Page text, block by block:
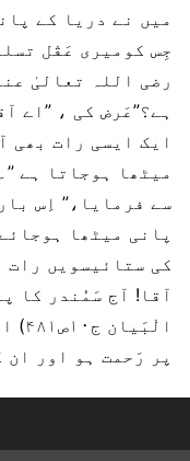
میں نے دریا کے
جِس کومیری عَقْل
رضی اللہ تعالیٰ
ہے؟”عَرض کی ، ”اے
ایک ایسی رات بھی
میٹھا ہوجاتا ہے
سے فرمایا،” اِس
پانی میٹھا
کی ستائیسویں رات
آقا! آج سَمُندر کا
الْبَیان ج۱۰ص۴۸۱) اللہ عَزَّوَجَلَّ کی اُن
پر رَحمت ہو اور ان